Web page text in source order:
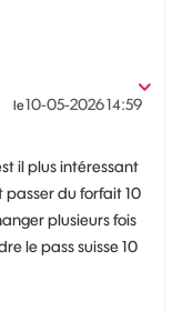
le‎10-05-202614:59
il plus intéressant
passer du forfait 10
plusieurs fois
le pass suisse 10